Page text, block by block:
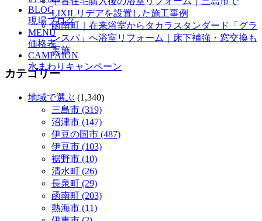
BLOG
現場ブログ
MENU
価格表
CAMPAIGN
水まわりキャンペーン
LIXILリデアを設置した施工事例
函南町｜在来浴室からタカラスタンダード「グラ
ンスパ」へ浴室リフォーム｜床下補強・窓交換も
実施
カテゴリー
地域で選ぶ (1,340)
三島市 (319)
沼津市 (147)
伊豆の国市 (487)
伊豆市 (103)
裾野市 (10)
清水町 (26)
長泉町 (29)
函南町 (203)
熱海市 (11)